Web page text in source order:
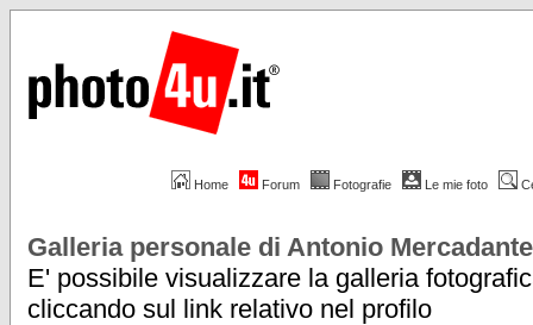
Home Forum Fotografie Le mie foto
Galleria personale di Antonio Mercadante
E' possibile visualizzare la galleria
cliccando sul link relativo nel profilo